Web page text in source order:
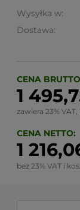
Wysyłka w:
Dostawa:
Cena nie
CENA
1
zawiera 23%
CENA NETTO:
1
bez 23% VAT i